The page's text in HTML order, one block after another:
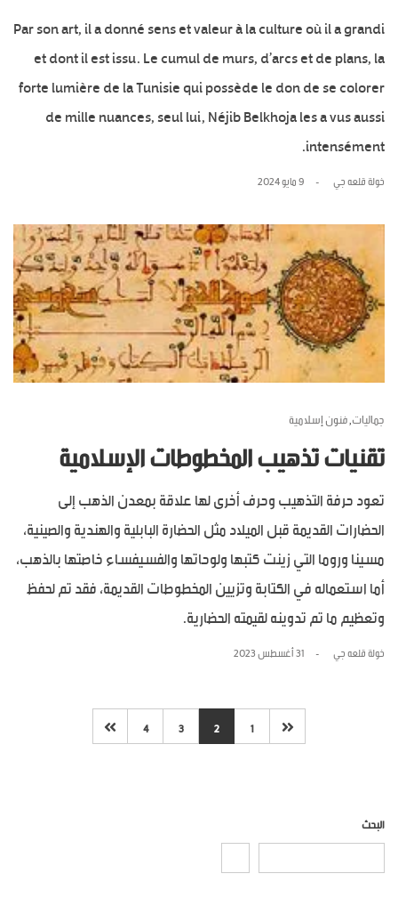
Par son art, il a donné sens et valeur à la culture où il a grandi
et dont il est issu. Le cumul de murs, d’arcs et de plans, la
forte lumière de la Tunisie qui possède le don de se colorer
de mille nuances, seul lui, Néjib Belkhoja les a vus aussi
intensément.
خولة قلعه جي 9 مايو 2024
جماليات,فنون إسلامية
تقنيات تذهيب المخطوطات الإسلامية
تعود حرفة التذهيب وحرف أخرى لها علاقة بمعدن الذهب إلى
الحضارات القديمة قبل الميلاد مثل الحضارة البابلية والهندية والصينية،
مسينا وروما التي زينت كتبها ولوحاتها والفسيفساء خاصتها بالذهب،
أما استعماله في الكتابة وتزيين المخطوطات القديمة، فقد تم لحفظ
وتعظيم ما تم تدوينه لقيمته الحضارية.
خولة قلعه جي 31 أغسطس 2023
1
2
3
4
البحث